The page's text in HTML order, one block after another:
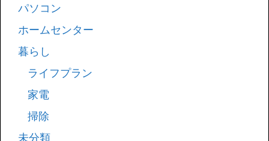
パソコン
ホームセンター
暮らし
ライフプラン
家電
掃除
未分類